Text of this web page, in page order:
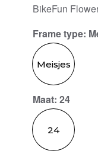
BikeFun
Frame type:
Meisjes
Maat: 24
24